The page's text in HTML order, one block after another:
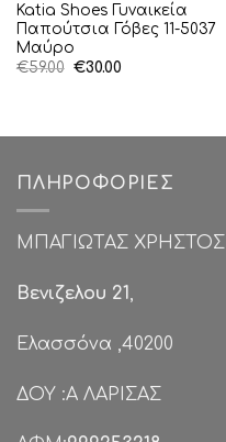
Katia Shoes Γυναικεία
Παπούτσια Γόβες 11-5037
Μαύρο
€59.00 Original
€30.00Η
ΠΛΗΡΟΦΟΡΊΕΣ
ΜΠΑΓΙΩΤΑΣ ΧΡΗΣΤΟΣ
Βενιζελου 21,
Ελασσόνα ,40200
ΔΟΥ :Α ΛΑΡΙΣΑΣ